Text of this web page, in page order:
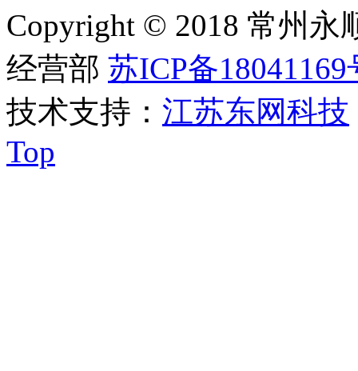
Copyright © 2018 常州
经营部 苏ICP备18041169
技术支持： 江苏东网科技
Top